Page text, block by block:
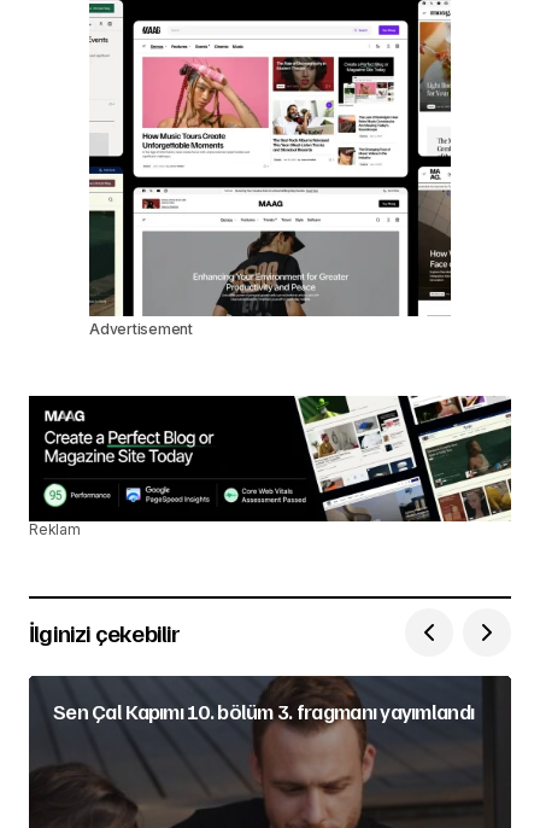
Advertisement
Reklam
İlginizi çekebilir
Sen Çal Kapımı 10. bölüm 3. fragmanı yayımlandı